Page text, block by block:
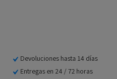
Devoluciones hasta 14 días
Entregas en 24 / 72 horas